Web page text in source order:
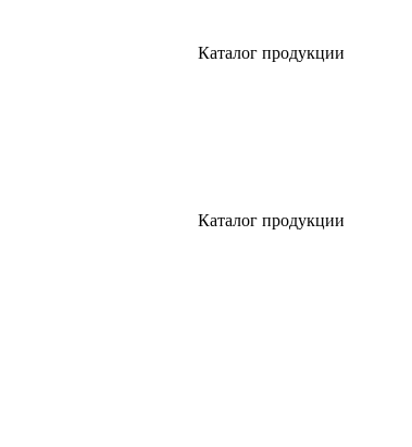
Каталог продукции
Каталог продукции